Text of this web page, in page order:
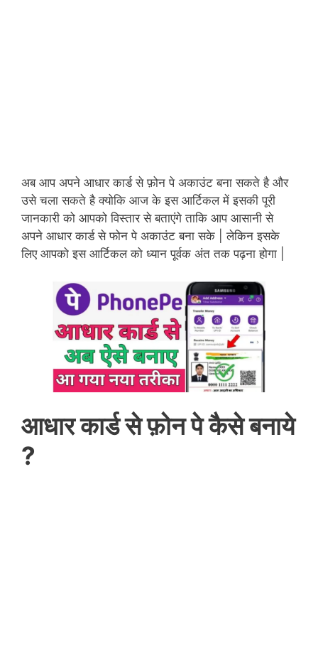
अब आप अपने आधार कार्ड से फ़ोन पे अकाउंट बना सकते है और
उसे चला सकते है क्योकि आज के इस आर्टिकल में इसकी पूरी
जानकारी को आपको विस्तार से बताएंगे ताकि आप आसानी से
अपने आधार कार्ड से फोन पे अकाउंट बना सके | लेकिन इसके
लिए आपको इस आर्टिकल को ध्यान पूर्वक अंत तक पढ़ना होगा |
आधार कार्ड से फ़ोन पे कैसे बनाये
?